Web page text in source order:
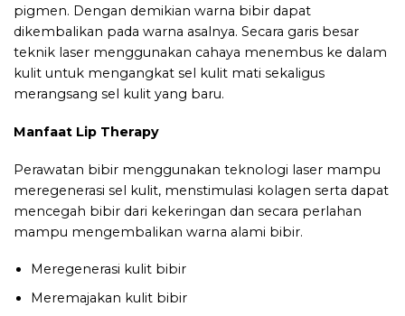
pigmen. Dengan demikian warna bibir dapat
dikembalikan pada warna asalnya. Secara garis besar
teknik laser menggunakan cahaya menembus ke dalam
kulit untuk mengangkat sel kulit mati sekaligus
merangsang sel kulit yang baru.
Manfaat Lip Therapy
Perawatan bibir menggunakan teknologi laser mampu
meregenerasi sel kulit, menstimulasi kolagen serta dapat
mencegah bibir dari kekeringan dan secara perlahan
mampu mengembalikan warna alami bibir.
Meregenerasi kulit bibir
Meremajakan kulit bibir